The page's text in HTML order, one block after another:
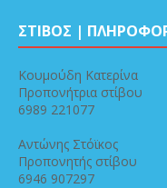
ΣΤΙΒΟΣ |
Κουμούδη Κατερίνα
Προπονήτρια στίβου
6989 221077
Αντώνης Στόϊκος
Προπονητής στίβου
6946 907297